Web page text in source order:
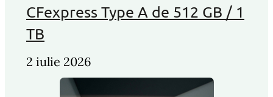
CFexpress Type A de 512 GB / 1
TB
2 iulie 2026